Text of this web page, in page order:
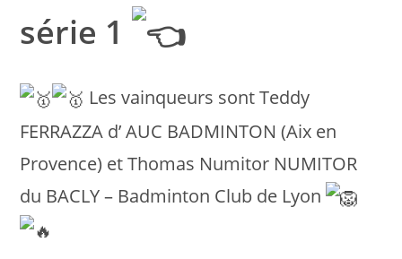
série 1
Les vainqueurs sont Teddy
FERRAZZA d’ AUC BADMINTON (Aix en
Provence) et Thomas Numitor NUMITOR
du BACLY – Badminton Club de Lyon